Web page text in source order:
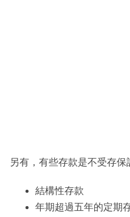
另有，有些存款是不受存保
結構性存款
年期超過五年的定期